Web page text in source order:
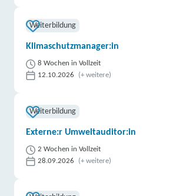
Weiterbildung
Klimaschutzmanager:in
8 Wochen in Vollzeit
12.10.2026
(+ weitere)
Weiterbildung
Externe:r Umweltauditor:in
2 Wochen in Vollzeit
28.09.2026
(+ weitere)